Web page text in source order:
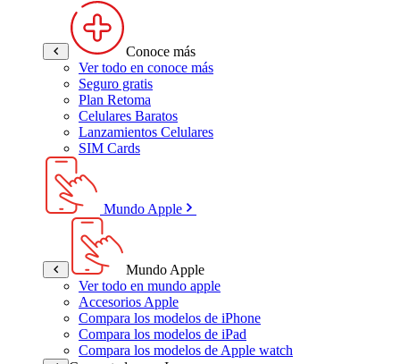
Conoce más
Ver todo en conoce más
Seguro gratis
Plan Retoma
Celulares Baratos
Lanzamientos Celulares
SIM Cards
Mundo Apple
Mundo Apple
Ver todo en mundo apple
Accesorios Apple
Compara los modelos de iPhone
Compara los modelos de iPad
Compara los modelos de Apple watch